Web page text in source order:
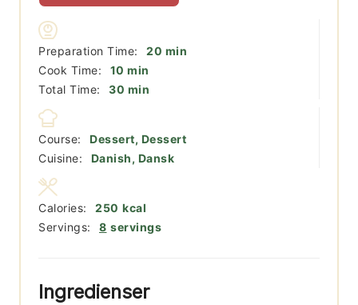
Preparation Time: 20 minutter
min
Cook Time:
10 minutter
min
Total Time:
30 minutter
min
Course:
Dessert, Dessert
Cuisine:
Danish, Dansk
Servings: 8 servings
Calories: 250 kcal
Ingredienser